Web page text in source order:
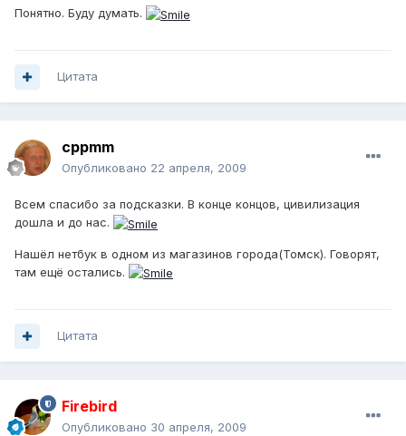
Понятно. Буду думать.
Цитата
cppmm
Опубликовано 22 апреля, 2009
Всем спасибо за подсказки. В конце концов, цивилизация
дошла и до нас.
Нашёл нетбук в одном из магазинов города(Томск). Говорят,
там ещё остались.
Цитата
Firebird
Опубликовано 30 апреля, 2009